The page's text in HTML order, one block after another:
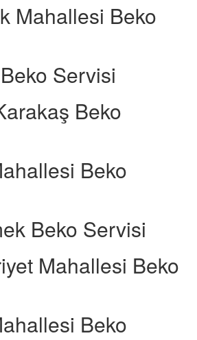
Mahallesi Beko
Servisi
Beko
Beko
Beko Servisi
Mahallesi Beko
Beko